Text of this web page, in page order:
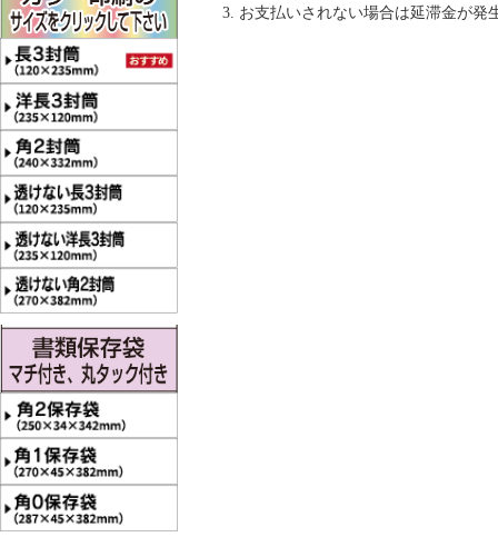
お支払いされない場合は延滞金が発